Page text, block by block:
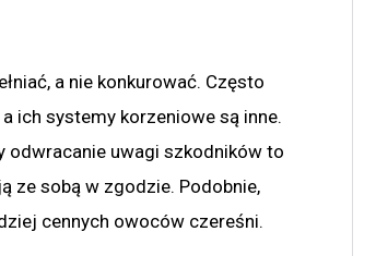
a nie konkurować. Często
ich systemy korzeniowe są inne.
odwracanie uwagi szkodników to
ze sobą w zgodzie. Podobnie,
cennych owoców czereśni.